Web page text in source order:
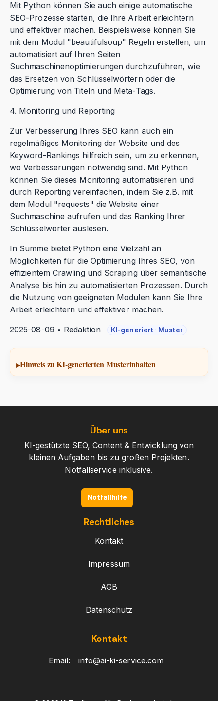
Mit Python können Sie auch einige automatische
SEO-Prozesse starten, die Ihre Arbeit erleichtern
und effektiver machen. Beispielsweise können Sie
mit dem Modul "beautifulsoup" Regeln erstellen, um
automatisiert auf Ihren Seiten
Suchmaschinenoptimierungen durchzuführen, wie
das Ersetzen von Schlüsselwörtern oder die
Optimierung von Titeln und Meta-Tags.
4. Monitoring und Reporting
Zur Verbesserung Ihres SEO kann auch ein
regelmäßiges Monitoring der Website und des
Keyword-Rankings hilfreich sein, um zu erkennen,
wo Verbesserungen notwendig sind. Mit Python
können Sie dieses Monitoring automatisieren und
durch Reporting vereinfachen, indem Sie z.B. mit
dem Modul "requests" die Website einer
Suchmaschine aufrufen und das Ranking Ihrer
Schlüsselwörter auslesen.
In Summe bietet Python eine Vielzahl an
Möglichkeiten für die Optimierung Ihres SEO, von
effizientem Crawling und Scraping über semantische
Analyse bis hin zu automatisierten Prozessen. Durch
die Nutzung von geeigneten Modulen kann Sie Ihre
Arbeit erleichtern und effektiver machen.
2025-08-09 • Redaktion KI-generiert · Muster
Hinweis zu KI-generierten Musterinhalten
Über uns
KI-gestützte SEO, Content & Entwicklung von
kleinen Aufgaben bis zu großen Projekten.
Notfallservice inklusive.
Notfallhilfe
Rechtliches
Kontakt
Impressum
AGB
Datenschutz
Kontakt
Email: info@ai-ki-service.com